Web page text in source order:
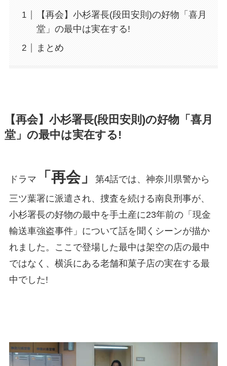
【再会】小杉署長(段田安則)の好物「喜月
堂」の最中は実在する!
まとめ
【再会】小杉署長(段田安則)の好物「喜月
堂」の最中は実在する!
ドラマ 「再会」
第4話では、神奈川県警から
三ツ葉署に派遣され、捜査を続ける南良刑事が、
小杉署長の好物の最中を手土産に23年前の「現金
輸送車強盗事件」について話を聞くシーンが描か
れました。ここで登場した最中は架空の店の最中
ではなく、横浜にある老舗和菓子店の実在する最
中でした!